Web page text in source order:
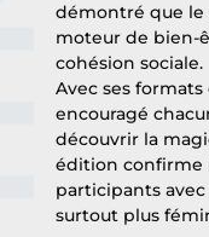
démontré que
moteur de bien-
cohésion sociale.
Avec ses
encouragé
découvrir la
édition confirme
participants
surtout plus